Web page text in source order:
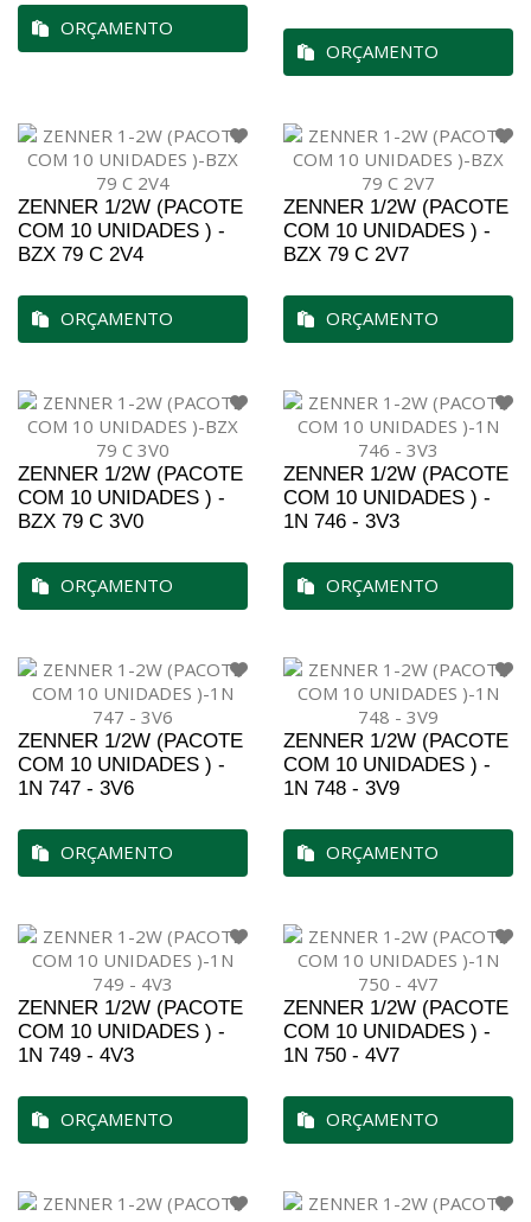
ORÇAMENTO
ORÇAMENTO
ZENNER 1/2W (PACOTE
COM 10 UNIDADES ) -
BZX 79 C 2V4
ORÇAMENTO
ZENNER 1/2W (PACOTE
COM 10 UNIDADES ) -
BZX 79 C 2V7
ORÇAMENTO
ZENNER 1/2W (PACOTE
COM 10 UNIDADES ) -
BZX 79 C 3V0
ORÇAMENTO
ZENNER 1/2W (PACOTE
COM 10 UNIDADES ) -
1N 746 - 3V3
ORÇAMENTO
ZENNER 1/2W (PACOTE
COM 10 UNIDADES ) -
1N 747 - 3V6
ORÇAMENTO
ZENNER 1/2W (PACOTE
COM 10 UNIDADES ) -
1N 748 - 3V9
ORÇAMENTO
ZENNER 1/2W (PACOTE
COM 10 UNIDADES ) -
1N 749 - 4V3
ORÇAMENTO
ZENNER 1/2W (PACOTE
COM 10 UNIDADES ) -
1N 750 - 4V7
ORÇAMENTO